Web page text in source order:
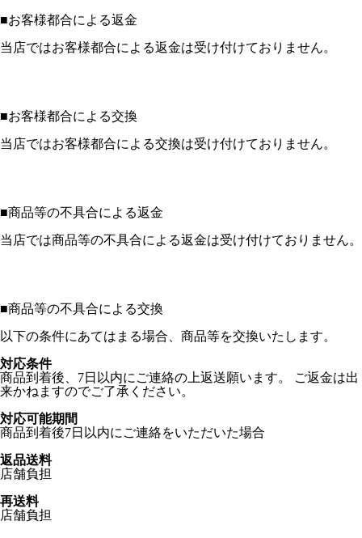
■お客様都合による返金
当店ではお客様都合による返金は受け付けておりません。
■お客様都合による交換
当店ではお客様都合による交換は受け付けておりません。
■商品等の不具合による返金
当店では商品等の不具合による返金は受け付けておりません。
■商品等の不具合による交換
以下の条件にあてはまる場合、商品等を交換いたします。
対応条件
商品到着後、7日以内にご連絡の上返送願います。 ご返金は出
来かねますのでご了承ください。
対応可能期間
商品到着後7日以内にご連絡をいただいた場合
返品送料
店舗負担
再送料
店舗負担